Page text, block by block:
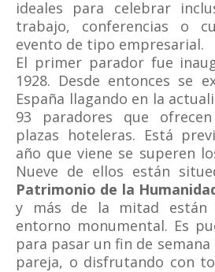
ideales para celebrar
trabajo, conferencias o
evento de tipo empresarial.
El primer parador fue
1928. Desde entonces se
España llagando en la
93 paradores que
plazas hoteleras. Está
año que viene se superen
Nueve de ellos están
Patrimonio de la
y más de la mitad están
entorno monumental. Es
para pasar un fin de
pareja, o disfrutando con